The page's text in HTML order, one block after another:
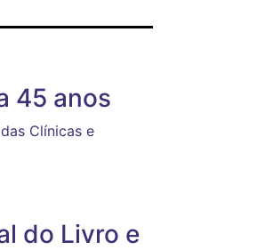
45 anos
Clínicas e
do Livro e